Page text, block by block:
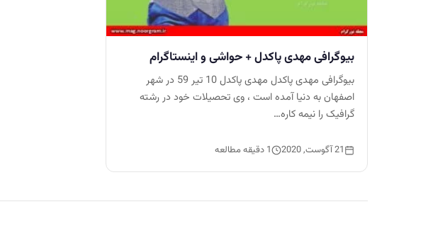
بیوگرافی مهدی پاکدل + حواشی و اینستاگرام
بیوگرافی مهدی پاکدل مهدی پاکدل 10 تیر 59 در شهر
اصفهان به دنیا آمده است ، وی تحصیلات خود در رشته
گرافیک را نیمه کاره…
21 آگوست, 2020 1 دقیقه مطالعه